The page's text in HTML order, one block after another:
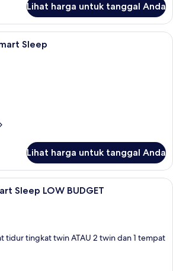
Lihat harga untuk tanggal Anda
Small Room Easy & Smart Sleep |
Sleep
Lihat harga untuk tanggal Anda
MULTIPLA Easy & Smart Sleep LOW
Sleep LOW BUDGET
tidur tingkat twin ATAU 2 twin dan 1 tempat